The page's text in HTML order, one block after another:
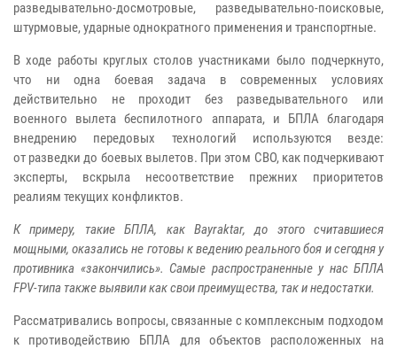
разведывательно-досмотровые, разведывательно-поисковые,
штурмовые, ударные однократного применения и транспортные.
В ходе работы круглых столов участниками было подчеркнуто,
что ни одна боевая задача в современных условиях
действительно не проходит без разведывательного или
военного вылета беспилотного аппарата, и БПЛА благодаря
внедрению передовых технологий используются везде:
от разведки до боевых вылетов. При этом СВО, как подчеркивают
эксперты, вскрыла несоответствие прежних приоритетов
реалиям текущих конфликтов.
К примеру, такие БПЛА, как Bayraktar, до этого считавшиеся
мощными, оказались не готовы к ведению реального боя и сегодня у
противника «закончились». Самые распространенные у нас БПЛА
FPV-типа также выявили как свои преимущества, так и недостатки.
Рассматривались вопросы, связанные с комплексным подходом
к противодействию БПЛА для объектов расположенных на